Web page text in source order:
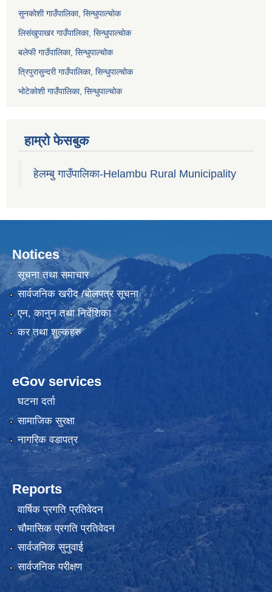
सुनकोशी गाउँपालिका, सिन्धुपाल्चोक
लिसंखुपाखर गाउँपालिका, सिन्धुपाल्चोक
बलेफी गाउँपालिका, सिन्धुपाल्चोक
त्रिपुरासुन्दरी गाउँपालिका, सिन्धुपाल्चोक
भोटेकोशी गाउँपालिका, सिन्धुपाल्चोक
हाम्रो फेसबुक
हेलम्बु गाउँपालिका-Helambu Rural Municipality
Notices
सूचना तथा समाचार
सार्वजनिक खरीद /बोलपत्र सूचना
एन, कानुन तथा निर्देशिका
कर तथा शुल्कहरु
eGov services
घटना दर्ता
सामाजिक सुरक्षा
नागरिक वडापत्र
Reports
वार्षिक प्रगति प्रतिवेदन
चौमासिक प्रगति प्रतिवेदन
सार्वजनिक सुनुवाई
सार्वजनिक परीक्षण